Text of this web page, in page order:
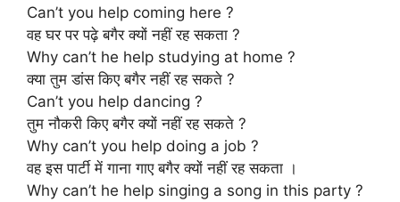
Can’t you help coming here ?
वह घर पर पढ़े बगैर क्यों नहीं रह सकता ?
Why can’t he help studying at home ?
क्या तुम डांस किए बगैर नहीं रह सकते ?
Can’t you help dancing ?
तुम नौकरी किए बगैर क्यों नहीं रह सकते ?
Why can’t you help doing a job ?
वह इस पार्टी में गाना गाए बगैर क्यों नहीं रह सकता ।
Why can’t he help singing a song in this party ?